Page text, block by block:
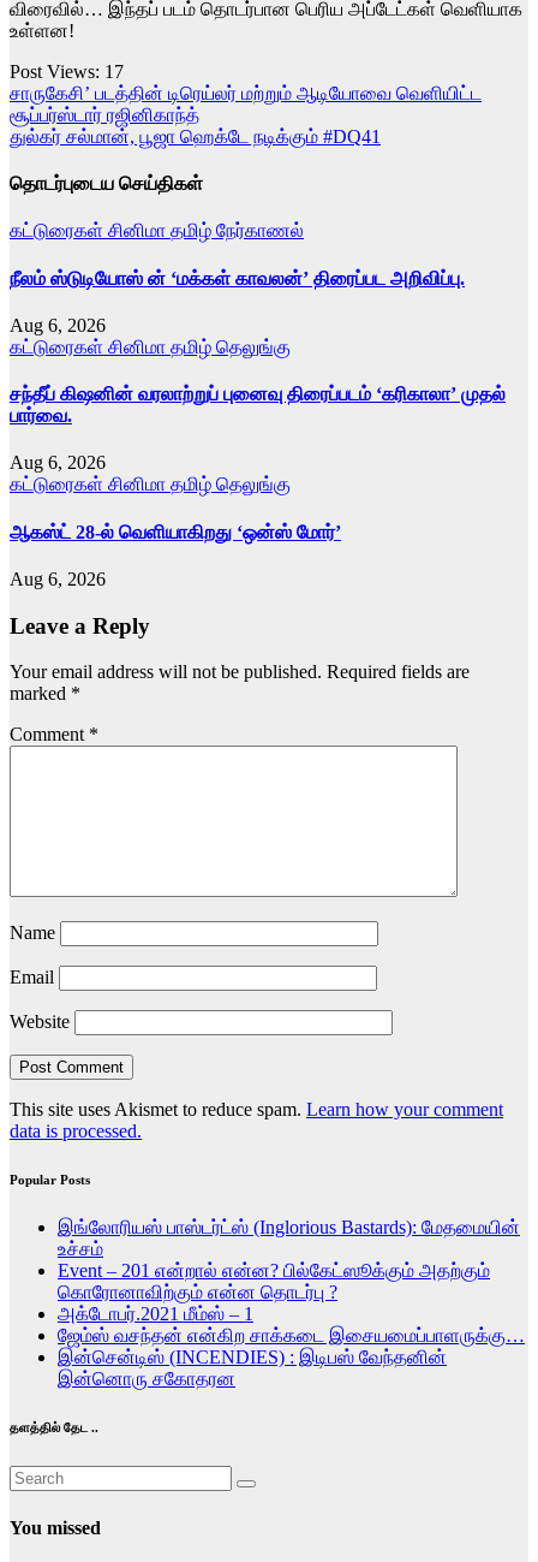
விரைவில்… இந்தப் படம் தொடர்பான பெரிய அப்டேட்கள் வெளியாக
உள்ளன!
Post Views: 17
Post
navigation
சாருகேசி’ படத்தின் டிரெய்லர் மற்றும் ஆடியோவை வெளியிட்ட
சூப்பர்ஸ்டார் ரஜினிகாந்த்
துல்கர் சல்மான், பூஜா ஹெக்டே நடிக்கும் #DQ41
தொடர்புடைய செய்திகள்
கட்டுரைகள் சினிமா தமிழ் நேர்காணல்
நீலம் ஸ்டுடியோஸ் ன் ‘மக்கள் காவலன்’ திரைப்பட அறிவிப்பு.
Aug 6, 2026
கட்டுரைகள் சினிமா தமிழ் தெலுங்கு
சந்தீப் கிஷனின் வரலாற்றுப் புனைவு திரைப்படம் ‘கரிகாலா’ முதல்
பார்வை.
Aug 6, 2026
கட்டுரைகள் சினிமா தமிழ் தெலுங்கு
ஆகஸ்ட் 28-ல் வெளியாகிறது ‘ஒன்ஸ் மோர்’
Aug 6, 2026
Leave a Reply
Your email address will not be published. Required fields are
marked *
Comment *
Name
Email
Website
This site uses Akismet to reduce spam. Learn how your comment
data is processed.
Popular Posts
இங்லோரியஸ் பாஸ்டர்ட்ஸ் (Inglorious Bastards): மேதமையின்
உச்சம்
Event – 201 என்றால் என்ன? பில்கேட்ஸூக்கும் அதற்கும்
கொரோனாவிற்கும் என்ன தொடர்பு ?
அக்டோபர்.2021 மீம்ஸ் – 1
ஜேம்ஸ் வசந்தன் என்கிற சாக்கடை இசையமைப்பாளருக்கு…
இன்சென்டிஸ் (INCENDIES) : இடிபஸ் வேந்தனின்
இன்னொரு சகோதரன
தளத்தில் தேட ..
You missed